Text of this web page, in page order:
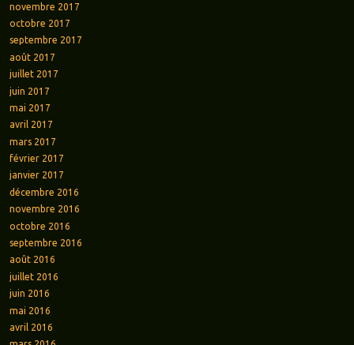
novembre 2017
octobre 2017
septembre 2017
août 2017
juillet 2017
juin 2017
mai 2017
avril 2017
mars 2017
février 2017
janvier 2017
décembre 2016
novembre 2016
octobre 2016
septembre 2016
août 2016
juillet 2016
juin 2016
mai 2016
avril 2016